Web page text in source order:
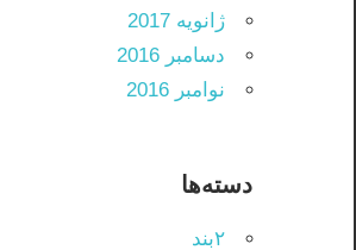
ژانویه 2017
دسامبر 2016
نوامبر 2016
دسته‌ها
۲بند